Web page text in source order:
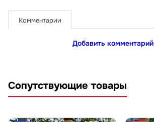
Комментарии
Добавить комментарий
Сопутствующие товары